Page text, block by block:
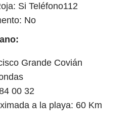
Si Teléfono112
No
Grande Covián
00 32
a la playa: 60 Km